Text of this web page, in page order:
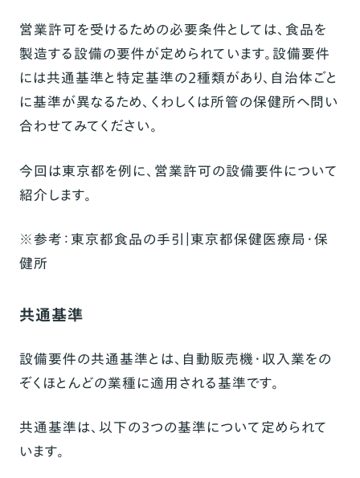
営業許可を受けるための必要条件としては、食品を
製造する設備の要件が定められています。設備要件
には共通基準と特定基準の2種類があり、自治体ごと
に基準が異なるため、くわしくは所管の保健所へ問い
合わせてみてください。
今回は東京都を例に、営業許可の設備要件について
紹介します。
※参考：東京都食品の手引｜東京都保健医療局・保
健所
共通基準
設備要件の共通基準とは、自動販売機・収入業をの
ぞくほとんどの業種に適用される基準です。
共通基準は、以下の3つの基準について定められて
います。